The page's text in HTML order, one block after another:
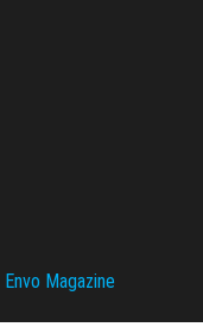
Envo Magazine